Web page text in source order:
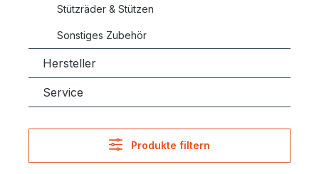
Stützräder & Stützen
Sonstiges Zubehör
Hersteller
Service
Produkte filtern